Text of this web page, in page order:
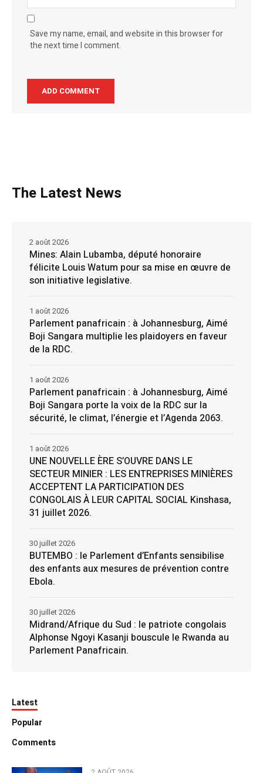
Save my name, email, and website in this browser for
the next time I comment.
The Latest News
Mines: Alain Lubamba, député honoraire
félicite Louis Watum pour sa mise en œuvre de
son initiative legislative.
2 août 2026
Parlement panafricain : à Johannesburg, Aimé
Boji Sangara multiplie les plaidoyers en faveur
de la RDC.
1 août 2026
Parlement panafricain : à Johannesburg, Aimé
Boji Sangara porte la voix de la RDC sur la
sécurité, le climat, l’énergie et l’Agenda 2063.
1 août 2026
UNE NOUVELLE ÈRE S’OUVRE DANS LE
SECTEUR MINIER : LES ENTREPRISES MINIÈRES
ACCEPTENT LA PARTICIPATION DES
CONGOLAIS À LEUR CAPITAL SOCIAL Kinshasa,
31 juillet 2026.
1 août 2026
BUTEMBO : le Parlement d’Enfants sensibilise
des enfants aux mesures de prévention contre
Ebola.
30 juillet 2026
Midrand/Afrique du Sud : le patriote congolais
Alphonse Ngoyi Kasanji bouscule le Rwanda au
Parlement Panafricain.
30 juillet 2026
Latest
Popular
Comments